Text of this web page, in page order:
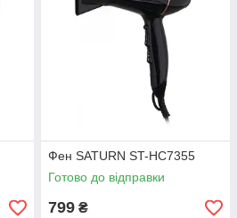
Фен SATURN ST-HC7355
Готово до відправки
799 ₴